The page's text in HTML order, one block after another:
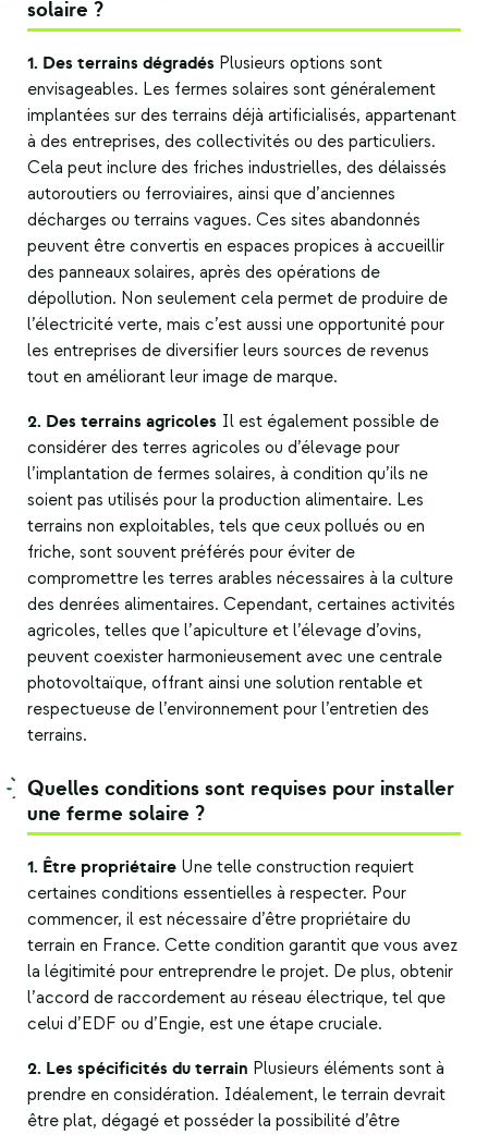
solaire ?
1. Des terrains dégradés Plusieurs options sont
envisageables. Les fermes solaires sont généralement
implantées sur des terrains déjà artificialisés, appartenant
à des entreprises, des collectivités ou des particuliers.
Cela peut inclure des friches industrielles, des délaissés
autoroutiers ou ferroviaires, ainsi que d’anciennes
décharges ou terrains vagues. Ces sites abandonnés
peuvent être convertis en espaces propices à accueillir
des panneaux solaires, après des opérations de
dépollution. Non seulement cela permet de produire de
l’électricité verte, mais c’est aussi une opportunité pour
les entreprises de diversifier leurs sources de revenus
tout en améliorant leur image de marque.
2. Des terrains agricoles Il est également possible de
considérer des terres agricoles ou d’élevage pour
l’implantation de fermes solaires, à condition qu’ils ne
soient pas utilisés pour la production alimentaire. Les
terrains non exploitables, tels que ceux pollués ou en
friche, sont souvent préférés pour éviter de
compromettre les terres arables nécessaires à la culture
des denrées alimentaires. Cependant, certaines activités
agricoles, telles que l’apiculture et l’élevage d’ovins,
peuvent coexister harmonieusement avec une centrale
photovoltaïque, offrant ainsi une solution rentable et
respectueuse de l’environnement pour l’entretien des
terrains.
Quelles conditions sont requises pour installer
une ferme solaire ?
1. Être propriétaire Une telle construction requiert
certaines conditions essentielles à respecter. Pour
commencer, il est nécessaire d’être propriétaire du
terrain en France. Cette condition garantit que vous avez
la légitimité pour entreprendre le projet. De plus, obtenir
l’accord de raccordement au réseau électrique, tel que
celui d’EDF ou d’Engie, est une étape cruciale.
2. Les spécificités du terrain Plusieurs éléments sont à
prendre en considération. Idéalement, le terrain devrait
être plat, dégagé et posséder la possibilité d’être